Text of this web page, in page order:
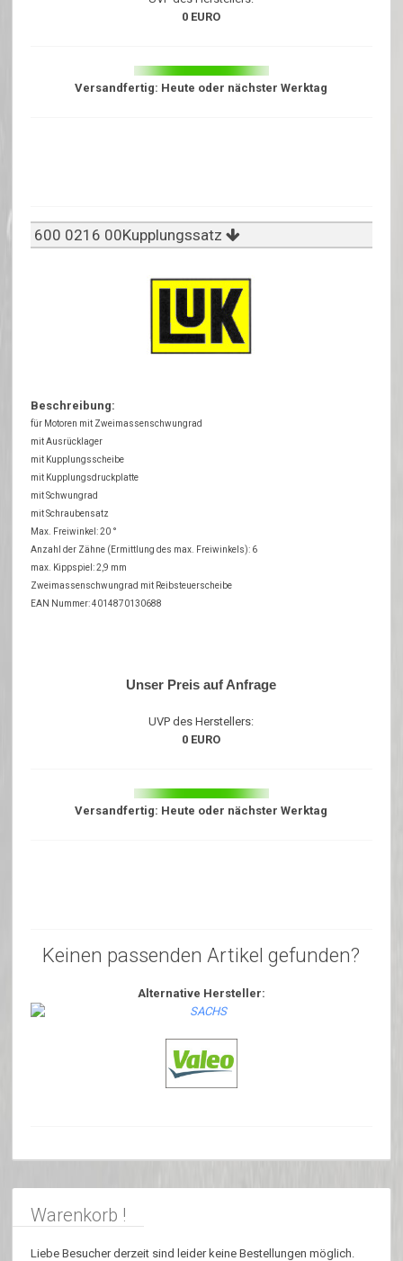
0 EURO
Versandfertig: Heute oder nächster Werktag
600 0216 00Kupplungssatz
Beschreibung:
für Motoren mit Zweimassenschwungrad
mit Ausrücklager
mit Kupplungsscheibe
mit Kupplungsdruckplatte
mit Schwungrad
mit Schraubensatz
Max. Freiwinkel: 20 °
Anzahl der Zähne (Ermittlung des max. Freiwinkels): 6
max. Kippspiel: 2,9 mm
Zweimassenschwungrad mit Reibsteuerscheibe
EAN Nummer: 4014870130688
Unser Preis auf Anfrage
UVP des Herstellers:
0 EURO
Versandfertig: Heute oder nächster Werktag
Keinen passenden Artikel gefunden?
Alternative Hersteller:
Warenkorb !
Liebe Besucher derzeit sind leider keine Bestellungen möglich.